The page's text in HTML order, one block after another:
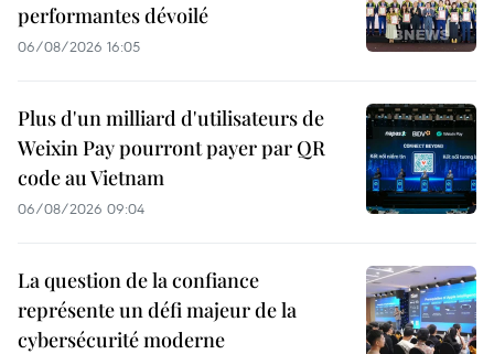
performantes dévoilé
06/08/2026 16:05
Plus d'un milliard d'utilisateurs de
Weixin Pay pourront payer par QR
code au Vietnam
06/08/2026 09:04
La question de la confiance
représente un défi majeur de la
cybersécurité moderne